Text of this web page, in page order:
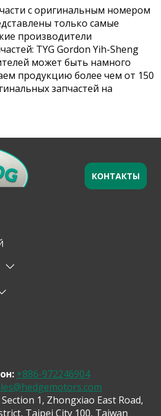
с оригинальным номером
только самые
производители
TYG Gordon Yih-Sheng
может быть намного
продукцию более чем от 150
запчастей на
×
КОНТАКТЫ
+886-972246904
1, Zhongxiao East Road,
Taipei City 100, Taiwan